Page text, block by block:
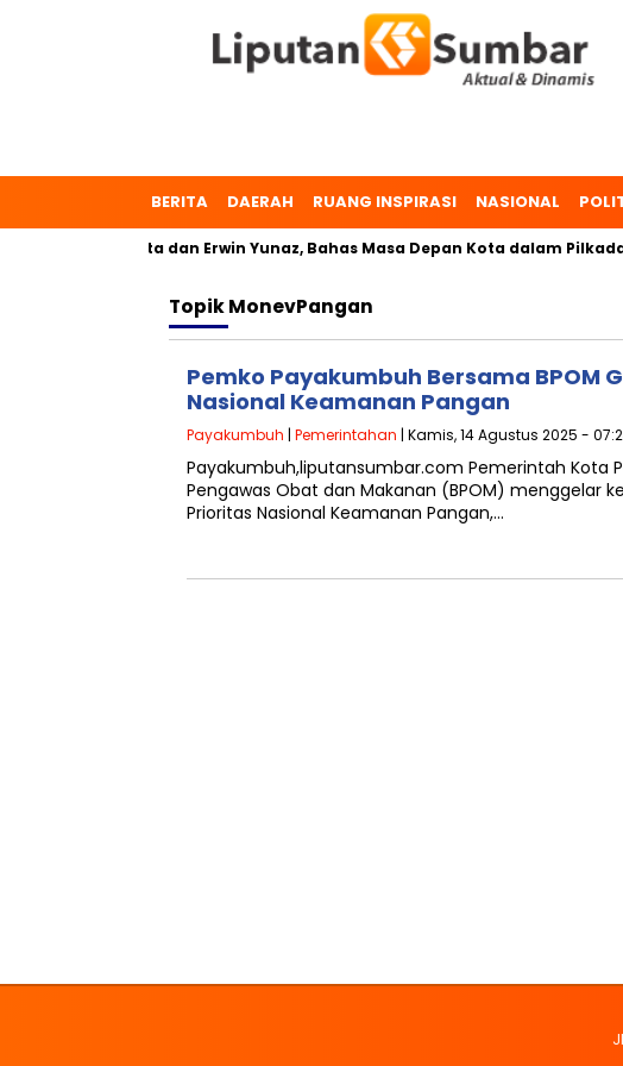
BERITA DAERAH RUANG INSPIRASI NASIONAL
Dr. Zulmaeta dan Erwin Yunaz, Bahas Masa Depan Kota dalam Pilkada
TopikMonevPangan
Pemko Payakumbuh Bersama BPOM
Nasional Keamanan Pangan
Payakumbuh | Pemerintahan | Kamis, 14 Agustus 2025 -
Payakumbuh,liputansumbar.com Pemerintah Kota
Pengawas Obat dan Makanan (BPOM) menggelar
Prioritas Nasional Keamanan Pangan,…